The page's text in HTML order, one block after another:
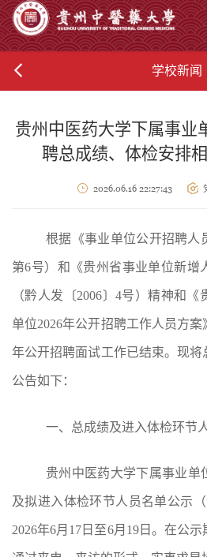
学校新闻
贵州中医药大学下属事业
聘总成绩、体检安排
2026.06.16 22:27:43
根据《事业单位公开招聘人
第6号）和《贵州省事业单位新增
（黔人发〔2006〕4号）精神和
单位2026年公开招聘工作人员方
年公开招聘面试工作已结束。现
公告如下：
一、总成绩及进入体检环节
贵州中医药大学下属事业单
及拟进入体检环节人员名单公示
2026年6月17日至6月19日。在公